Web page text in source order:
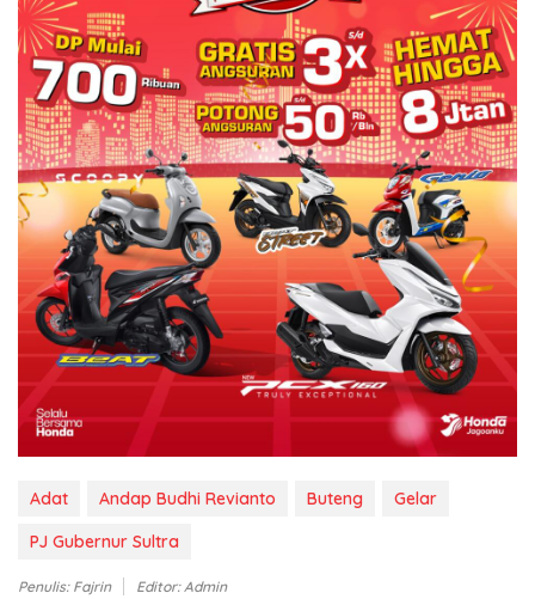
Adat Andap Budhi Revianto Buteng
Gelar
PJ Gubernur Sultra
Penulis: Fajrin Editor: Admin